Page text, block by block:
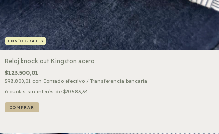
ENVÍO GRATIS
Reloj knock out Kingston acero
$123.500,01
$98.800,01 con Contado efectivo / Transferencia bancaria
6 cuotas sin interés de $20.583,34